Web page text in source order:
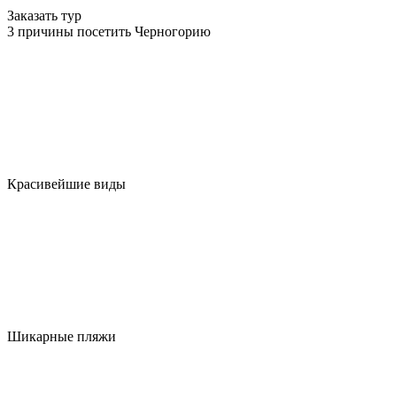
Заказать тур
3 причины посетить Черногорию
Красивейшие виды
Шикарные пляжи